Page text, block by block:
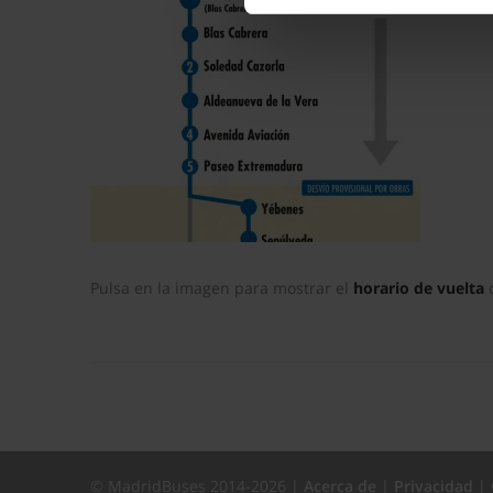
por ejemplo, la dirección IP,
para mantener activa esta
mostrarte publicidad y
opción
Pulsa en la imagen para mostrar el horario de vuelta
© MadridBuses 2014-2026 | Acerca de Privacidad